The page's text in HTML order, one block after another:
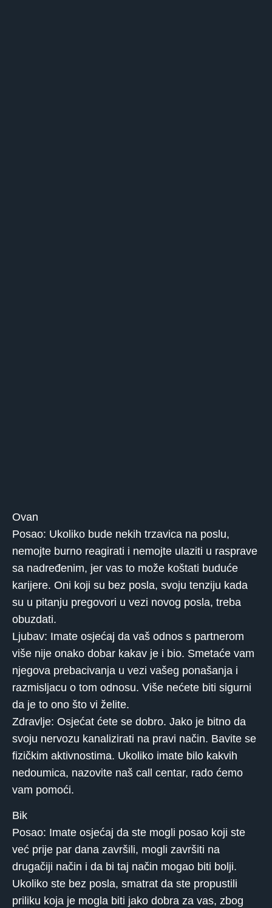
Ovan
Posao: Ukoliko bude nekih trzavica na poslu,
nemojte burno reagirati i nemojte ulaziti u rasprave
sa nadređenim, jer vas to može koštati buduće
karijere. Oni koji su bez posla, svoju tenziju kada
su u pitanju pregovori u vezi novog posla, treba
obuzdati.
Ljubav: Imate osjećaj da vaš odnos s partnerom
više nije onako dobar kakav je i bio. Smetaće vam
njegova prebacivanja u vezi vašeg ponašanja i
razmisljacu o tom odnosu. Više nećete biti sigurni
da je to ono što vi želite.
Zdravlje: Osjećat ćete se dobro. Jako je bitno da
svoju nervozu kanalizirati na pravi način. Bavite se
fizičkim aktivnostima. Ukoliko imate bilo kakvih
nedoumica, nazovite naš call centar, rado ćemo
vam pomoći.
Bik
Posao: Imate osjećaj da ste mogli posao koji ste
već prije par dana završili, mogli završiti na
drugačiji način i da bi taj način mogao biti bolji.
Ukoliko ste bez posla, smatrat da ste propustili
priliku koja je mogla biti jako dobra za vas, zbog